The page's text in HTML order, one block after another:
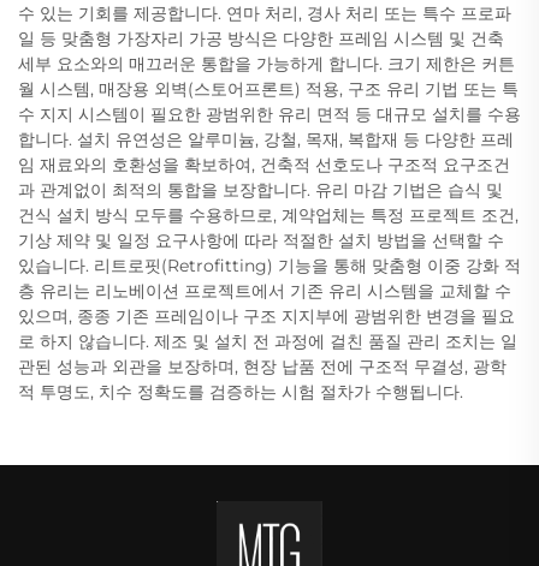
수 있는 기회를 제공합니다. 연마 처리, 경사 처리 또는 특수 프로파
일 등 맞춤형 가장자리 가공 방식은 다양한 프레임 시스템 및 건축
세부 요소와의 매끄러운 통합을 가능하게 합니다. 크기 제한은 커튼
월 시스템, 매장용 외벽(스토어프론트) 적용, 구조 유리 기법 또는 특
수 지지 시스템이 필요한 광범위한 유리 면적 등 대규모 설치를 수용
합니다. 설치 유연성은 알루미늄, 강철, 목재, 복합재 등 다양한 프레
임 재료와의 호환성을 확보하여, 건축적 선호도나 구조적 요구조건
과 관계없이 최적의 통합을 보장합니다. 유리 마감 기법은 습식 및
건식 설치 방식 모두를 수용하므로, 계약업체는 특정 프로젝트 조건,
기상 제약 및 일정 요구사항에 따라 적절한 설치 방법을 선택할 수
있습니다. 리트로핏(Retrofitting) 기능을 통해 맞춤형 이중 강화 적
층 유리는 리노베이션 프로젝트에서 기존 유리 시스템을 교체할 수
있으며, 종종 기존 프레임이나 구조 지지부에 광범위한 변경을 필요
로 하지 않습니다. 제조 및 설치 전 과정에 걸친 품질 관리 조치는 일
관된 성능과 외관을 보장하며, 현장 납품 전에 구조적 무결성, 광학
적 투명도, 치수 정확도를 검증하는 시험 절차가 수행됩니다.